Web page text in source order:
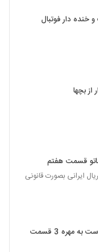
دار فوتبال
از بچها
قسمت هفتم
ایرانی بصورت قانونی
دانلود برنامه دست به مهره 3 قسمت